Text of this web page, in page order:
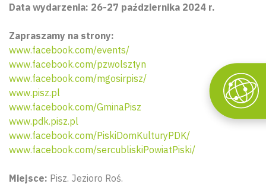
Data wydarzenia: 26-27 października 2024 r.
Zapraszamy na strony:
www.facebook.com/events/
www.facebook.com/pzwolsztyn
www.facebook.com/mgosirpisz/
www.pisz.pl
www.facebook.com/GminaPisz
www.pdk.pisz.pl
www.facebook.com/PiskiDomKulturyPDK/
www.facebook.com/sercubliskiPowiatPiski/
Miejsce: Pisz. Jezioro Roś.